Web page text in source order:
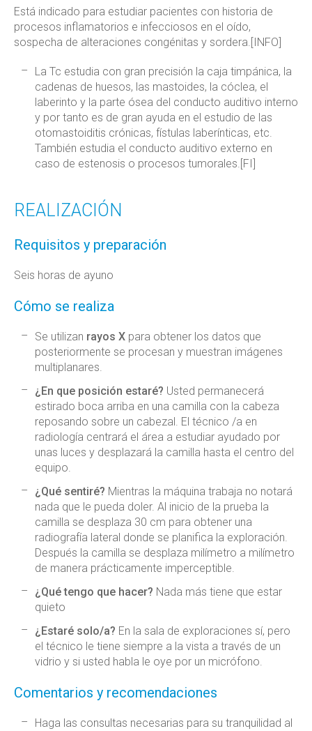
Está indicado para estudiar pacientes con historia de
procesos inflamatorios e infecciosos en el oído,
sospecha de alteraciones congénitas y sordera.[INFO]
La Tc estudia con gran precisión la caja timpánica, la
cadenas de huesos, las mastoides, la cóclea, el
laberinto y la parte ósea del conducto auditivo interno
y por tanto es de gran ayuda en el estudio de las
otomastoiditis crónicas, fístulas laberínticas, etc.
También estudia el conducto auditivo externo en
caso de estenosis o procesos tumorales.[FI]
REALIZACIÓN
Requisitos y preparación
Seis horas de ayuno
Cómo se realiza
Se utilizan rayos X para obtener los datos que
posteriormente se procesan y muestran imágenes
multiplanares.
¿En que posición estaré? Usted permanecerá
estirado boca arriba en una camilla con la cabeza
reposando sobre un cabezal. El técnico /a en
radiología centrará el área a estudiar ayudado por
unas luces y desplazará la camilla hasta el centro del
equipo.
¿Qué sentiré? Mientras la máquina trabaja no notará
nada que le pueda doler. Al inicio de la prueba la
camilla se desplaza 30 cm para obtener una
radiografía lateral donde se planifica la exploración.
Después la camilla se desplaza milímetro a milímetro
de manera prácticamente imperceptible.
¿Qué tengo que hacer? Nada más tiene que estar
quieto
¿Estaré solo/a? En la sala de exploraciones sí, pero
el técnico le tiene siempre a la vista a través de un
vidrio y si usted habla le oye por un micrófono.
Comentarios y recomendaciones
Haga las consultas necesarias para su tranquilidad al